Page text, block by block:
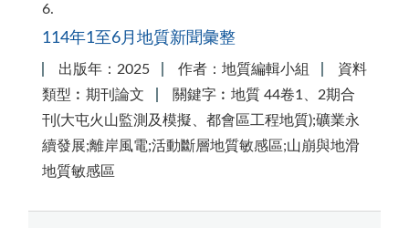
6
114年1至6月地質新聞彙整
出版年：2025 作者：地質編輯小組
資料
類型︰期刊論文
關鍵字︰地質 44卷1、2期合
刊(大屯火山監測及模擬、都會區工程地質);礦業永
續發展;離岸風電;活動斷層地質敏感區;山崩與地滑
地質敏感區